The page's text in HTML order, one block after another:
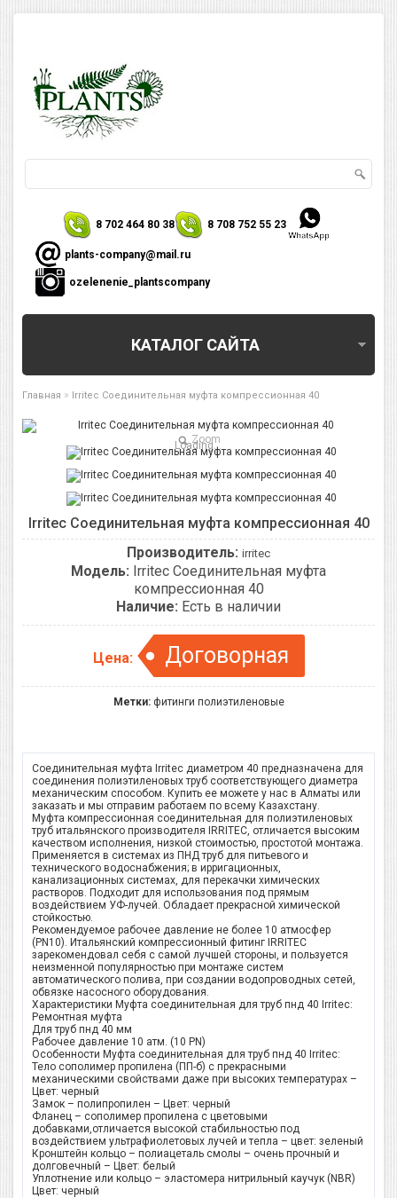
8 702 464 80 38 8 708 752 55 23
plants-company@mail.ru
ozelenenie_plantscompany
КАТАЛОГ САЙТА
Главная » Irritec Соединительная муфта компрессионная 40
Zoom
Loading...
Irritec Соединительная муфта компрессионная 40
Производитель: irritec
Модель: Irritec Соединительная муфта
компрессионная 40
Наличие: Есть в наличии
Цена: Договорная
Метки: фитинги полиэтиленовые
Соединительная муфта Irritec диаметром 40 предназначена для
соединения полиэтиленовых труб соответствующего диаметра
механическим способом. Купить ее можете у нас в Алматы или
заказать и мы отправим работаем по всему Казахстану.
Муфта компрессионная соединительная для полиэтиленовых
труб итальянского производителя IRRITEC, отличается высоким
качеством исполнения, низкой стоимостью, простотой монтажа.
Применяется в системах из ПНД труб для питьевого и
технического водоснабжения; в ирригационных,
канализационных системах, для перекачки химических
растворов. Подходит для использования под прямым
воздействием УФ-лучей. Обладает прекрасной химической
стойкостью.
Рекомендуемое рабочее давление не более 10 атмосфер
(PN10). Итальянский компрессионный фитинг IRRITEC
зарекомендовал себя с самой лучшей стороны, и пользуется
неизменной популярностью при монтаже систем
автоматического полива, при создании водопроводных сетей,
обвязке насосного оборудования.
Характеристики Муфта соединительная для труб пнд 40 Irritec:
Ремонтная муфта
Для труб пнд 40 мм
Рабочее давление 10 атм. (10 PN)
Особенности Муфта соединительная для труб пнд 40 Irritec:
Тело сополимер пропилена (ПП-б) с прекрасными
механическими свойствами даже при высоких температурах –
Цвет: черный
Замок – полипропилен – Цвет: черный
Фланец – сополимер пропилена с цветовыми
добавками,отличается высокой стабильностью под
воздействием ультрафиолетовых лучей и тепла – цвет: зеленый
Кронштейн кольцо – полиацеталь смолы – очень прочный и
долговечный – Цвет: белый
Уплотнение или кольцо – эластомера нитрильный каучук (NBR)
Цвет: черный